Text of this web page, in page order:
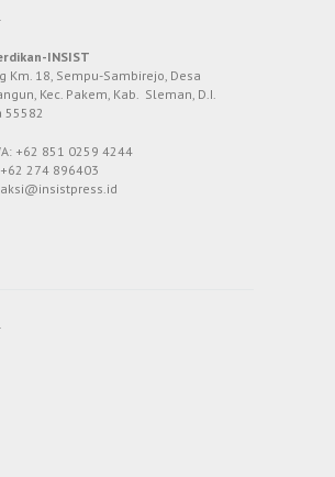
INSIST
Km. 18, Sempu-Sambirejo, Desa
Kec. Pakem, Kab. Sleman, D.I.
55582
+62 851 0259 4244
274 896403